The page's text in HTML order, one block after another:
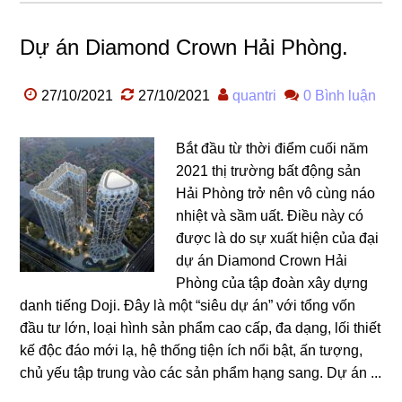
Dự án Diamond Crown Hải Phòng.
27/10/2021 27/10/2021 quantri 0 Bình luận
Bắt đầu từ thời điểm cuối năm
2021 thị trường bất động sản
Hải Phòng trở nên vô cùng náo
nhiệt và sầm uất. Điều này có
được là do sự xuất hiện của đại
dự án Diamond Crown Hải
Phòng của tập đoàn xây dựng
danh tiếng Doji. Đây là một “siêu dự án” với tổng vốn
đầu tư lớn, loại hình sản phẩm cao cấp, đa dạng, lối thiết
kế độc đáo mới lạ, hệ thống tiện ích nổi bật, ấn tượng,
chủ yếu tập trung vào các sản phẩm hạng sang. Dự án ...